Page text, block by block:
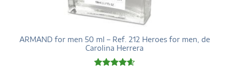
ARMAND for men 50 ml – Ref. 212 Heroes for men, de
Carolina Herrera